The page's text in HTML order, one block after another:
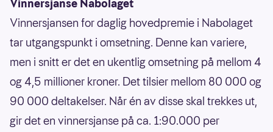
Vinnersjanse Nabolaget
Vinnersjansen for daglig hovedpremie i Nabolaget
tar utgangspunkt i omsetning. Denne kan variere,
men i snitt er det en ukentlig omsetning på mellom 4
og 4,5 millioner kroner. Det tilsier mellom 80 000 og
90 000 deltakelser. Når én av disse skal trekkes ut,
gir det en vinnersjanse på ca. 1:90.000 per